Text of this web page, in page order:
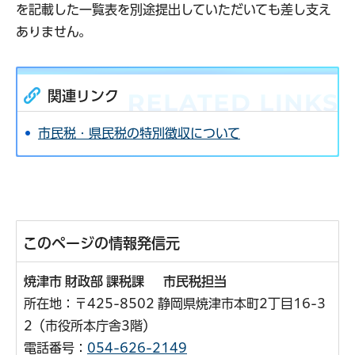
を記載した一覧表を別途提出していただいても差し支え
ありません。
関連リンク
市民税・県民税の特別徴収について
このページの情報発信元
焼津市 財政部 課税課 市民税担当
所在地：〒425-8502 静岡県焼津市本町2丁目16-3
2（市役所本庁舎3階）
電話番号： 054-626-2149